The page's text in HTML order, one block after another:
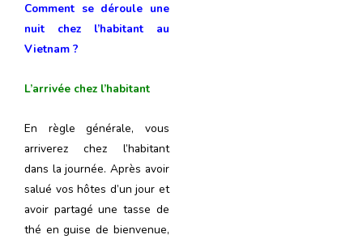
Comment se déroule une
nuit chez l’habitant au
Vietnam ?
L’arrivée chez l’habitant
En règle générale, vous
arriverez chez l’habitant
dans la journée. Après avoir
salué vos hôtes d’un jour et
avoir partagé une tasse de
thé en guise de bienvenue,